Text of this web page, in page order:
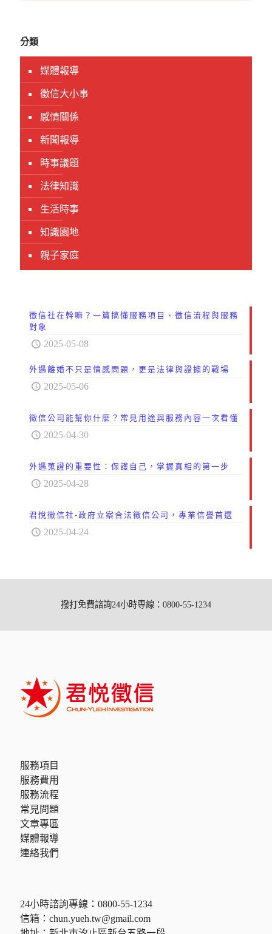
分類
媒體報導
徵信大小事
感情關係
新聞報導
時事議題
法律知識
生活時事
知識園地
親子家庭
徵信社在幹嘛？一篇搞懂服務項目、徵信流程與服務
對象
2025-05-08
外遇離婚不只是情感問題，更是法律與證據的戰場
2025-05-06
徵信公司能幫你什麼？常見用途與服務內容一次看懂
2025-04-30
外遇蒐證的重要性：保護自己，掌握真相的第一步
2025-04-28
君悅徵信社-政府立案合法徵信公司，專業信譽首選
2025-04-24
撥打免費諮詢24小時專線：0800-55-1234
服務項目
服務費用
服務流程
常見問題
文章專區
媒體報導
連絡我們
24小時諮詢專線： 0800-55-1234
信箱： chun.yueh.tw@gmail.com